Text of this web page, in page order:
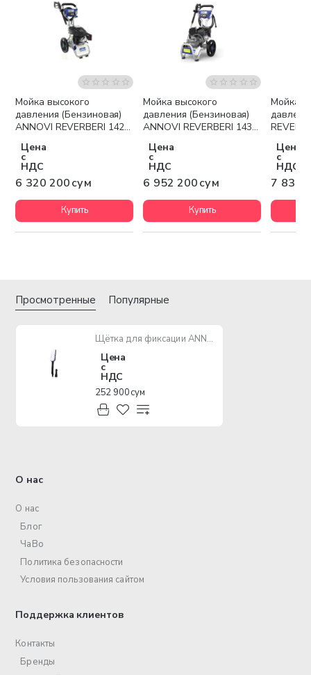
Бесплатная доставка
Мойка высокого
давления (Бензиновая)
ANNOVI REVERBERI 1425
Цена
с
НДС
6 320 200 сум
Купить
Бесплатная доставка
Мойка высокого
давления (Бензиновая)
ANNOVI REVERBERI 1435
Цена
с
НДС
6 952 200 сум
Купить
Мойка
Цена
с
НДС
7 837
Просмотренные Популярные
Щётка для фиксации ANNOVI REVERBERI
Цена
с
НДС
252 900 сум
О нас
О нас
Блог
ЧаВо
Политика безопасности
Условия пользования сайтом
Поддержка клиентов
Контакты
Бренды